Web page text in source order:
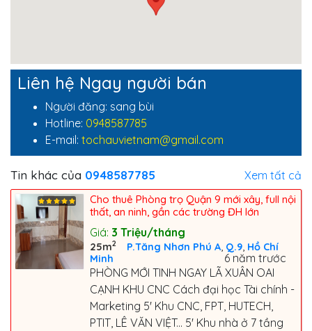
Liên hệ Ngay người bán
Người đăng: sang bùi
Hotline: 0948587785
E-mail: tochauvietnam@gmail.com
Tin khác của 0948587785 Xem tất cả
Cho thuê Phòng trọ Quận 9 mới xây, full nội
thất, an ninh, gần các trường ĐH lớn
Giá: 3 Triệu/tháng
25m2 P.Tăng Nhơn Phú A Q.9 Hồ Chí
Minh
6 năm trước
PHÒNG MỚI TINH NGAY LÃ XUÂN OAI
CẠNH KHU CNC Cách đại học Tài chính -
Marketing 5' Khu CNC, FPT, HUTECH,
PTIT, LÊ VĂN VIỆT... 5' Khu nhà ở 7 tầng